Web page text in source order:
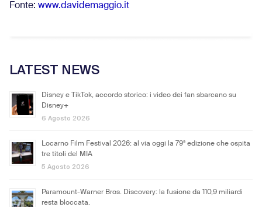
Fonte: www.davidemaggio.it
LATEST NEWS
Disney e TikTok, accordo storico: i video dei fan sbarcano su
Disney+
6 Agosto 2026
Locarno Film Festival 2026: al via oggi la 79ª edizione che ospita
tre titoli del MIA
5 Agosto 2026
Paramount-Warner Bros. Discovery: la fusione da 110,9 miliardi
resta bloccata.